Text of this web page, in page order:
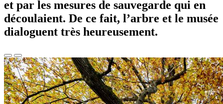
et par les mesures de sauvegarde qui en
découlaient. De ce fait, l’arbre et le musée
dialoguent très heureusement.